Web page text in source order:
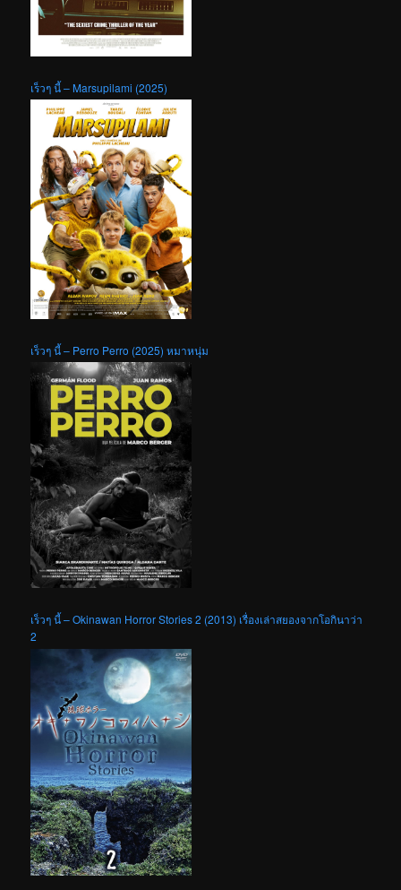
เร็วๆ นี้ – Marsupilami (2025)
เร็วๆ นี้ – Perro Perro (2025) หมาหนุ่ม
เร็วๆ นี้ – Okinawan Horror Stories 2 (2013) เรื่องเล่าสยองจากโอกินาว่า
2